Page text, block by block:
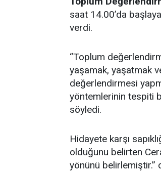
saat 14.00’da
verdi.
“Toplum
yaşamak, yaşatmak
değerlendirmesi
yöntemlerinin tespiti
söyledi.
Hidayete karşı
olduğunu belirten
yönünü belirlemiştir.”